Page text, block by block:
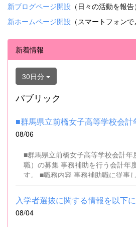
新ブログページ開設 （日々の活動を報告）
新ホームページ開設 （スマートフォン
新着情報
30日分
パブリック
08/06
■群馬県立前橋女子高等学校会計
職）の募集 事務補助を行う会計年度任用職員を募集しま
す。 ■職務内容 事務補助職に従事していただきます。
SSH（スーパーサイエンスハイス
ソコンでの文書・資料作成、デー
対応、書類の整理、その他事務補助業務全般
名 ■募集対象 以下の条件を満たしている方 基本的なパソコ
08/04